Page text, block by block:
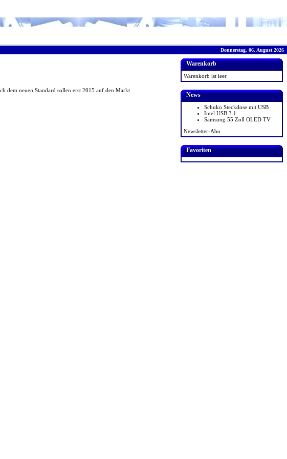
Donnerstag, 06. August 2026
dem neuen Standard sollen erst 2015 auf den Markt
Warenkorb
Warenkorb ist leer
News
Schuko Steckdose mit USB
Intel USB 3.1
Samsung 55 Zoll OLED TV
Newsletter-Abo
Favoriten